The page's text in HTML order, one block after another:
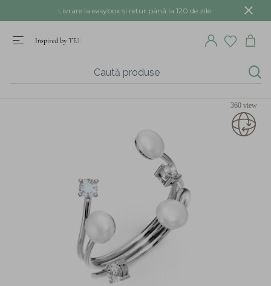
Livrare la easybox și retur până la 120 de zile.
360 view